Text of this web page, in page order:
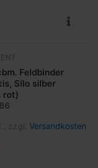
Feldbinder
Silo silber
rot)
zzgl. Versandkosten